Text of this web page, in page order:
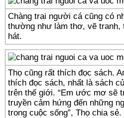
Chàng trai người cá cũng có
thường như làm thơ, vẽ tranh,
hát.
Thọ cũng rất thích đọc sách.
thích đọc sách, nhất là sách
trên thế giới. “Em ước mơ sẽ
truyền cảm hứng đến những
trong cuộc sống”, Thọ chia sẻ.